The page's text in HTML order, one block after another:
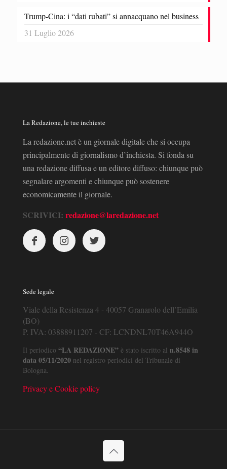
Trump-Cina: i “dati rubati” si annacquano nel business
31 Luglio 2026
La Redazione, le tue inchieste
La redazione.net è un giornale digitale che si occupa
principalmente di giornalismo d’inchiesta. Si fonda su
una redazione diffusa e un editore diffuso: chiunque può
segnalare argomenti e chiunque può sostenere
economicamente il giornale.
SCRIVICI: redazione@laredazione.net
Sede legale
Viale della Resistenza 4 - 40057 Granarolo dell’Emilia
(BO)
P. IVA: 03888911207 - CF: LCNDNL70T46A944O
Il periodico “LA REDAZIONE” è stato iscritto al n.8548 in
data 05/11/2020 nel registro periodici del Tribunale di
Bologna.
Privacy e Cookie policy